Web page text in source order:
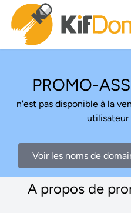
PROMO-
n'est pas disponible à la
utilisateur
Voir les noms de
A propos de